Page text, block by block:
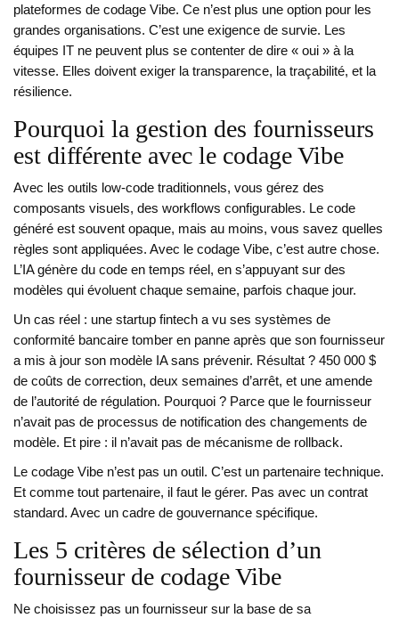
plateformes de codage Vibe. Ce n’est plus une option pour les
grandes organisations. C’est une exigence de survie. Les
équipes IT ne peuvent plus se contenter de dire « oui » à la
vitesse. Elles doivent exiger la transparence, la traçabilité, et la
résilience.
Pourquoi la gestion des fournisseurs
est différente avec le codage Vibe
Avec les outils low-code traditionnels, vous gérez des
composants visuels, des workflows configurables. Le code
généré est souvent opaque, mais au moins, vous savez quelles
règles sont appliquées. Avec le codage Vibe, c’est autre chose.
L’IA génère du code en temps réel, en s’appuyant sur des
modèles qui évoluent chaque semaine, parfois chaque jour.
Un cas réel : une startup fintech a vu ses systèmes de
conformité bancaire tomber en panne après que son fournisseur
a mis à jour son modèle IA sans prévenir. Résultat ? 450 000 $
de coûts de correction, deux semaines d’arrêt, et une amende
de l’autorité de régulation. Pourquoi ? Parce que le fournisseur
n’avait pas de processus de notification des changements de
modèle. Et pire : il n’avait pas de mécanisme de rollback.
Le codage Vibe n’est pas un outil. C’est un partenaire technique.
Et comme tout partenaire, il faut le gérer. Pas avec un contrat
standard. Avec un cadre de gouvernance spécifique.
Les 5 critères de sélection d’un
fournisseur de codage Vibe
Ne choisissez pas un fournisseur sur la base de sa